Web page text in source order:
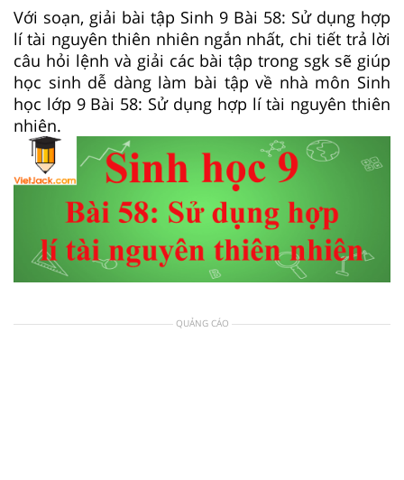
Với soạn, giải bài tập Sinh 9 Bài 58: Sử dụng hợp
lí tài nguyên thiên nhiên ngắn nhất, chi tiết trả lời
câu hỏi lệnh và giải các bài tập trong sgk sẽ giúp
học sinh dễ dàng làm bài tập về nhà môn Sinh
học lớp 9 Bài 58: Sử dụng hợp lí tài nguyên thiên
nhiên.
QUẢNG CÁO